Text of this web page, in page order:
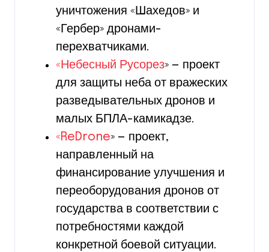
уничтожения «Шахедов» и
«Гербер» дронами-
перехватчиками.
«Небесный Русорез» — проект
для защиты неба от вражеских
разведывательных дронов и
малых БПЛА-камикадзе.
«ReDrone» — проект,
направленный на
финансирование улучшения и
переоборудования дронов от
государства в соответствии с
потребностями каждой
конкретной боевой ситуации.